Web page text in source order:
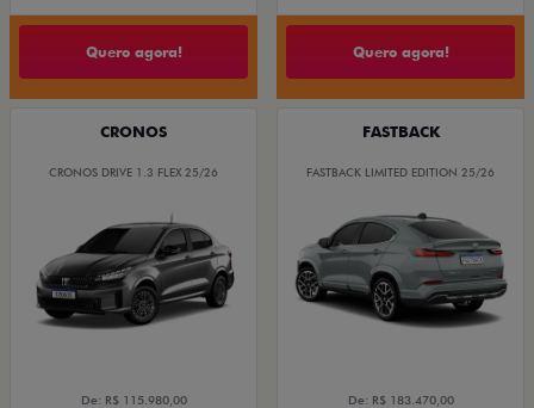
Quero agora! Quero agora!
CRONOS
CRONOS DRIVE 1.3 FLEX 25/26
De: R$ 115.980,00
FASTBACK
FASTBACK LIMITED EDITION 25/26
De: R$ 183.470,00